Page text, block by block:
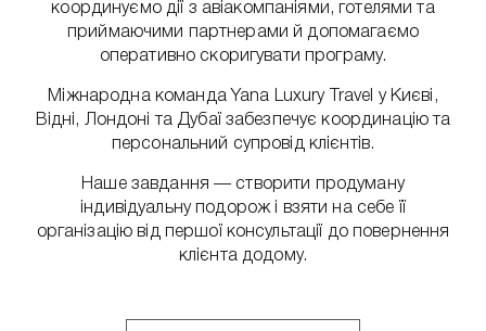
координуємо дії з авіакомпаніями, готелями та
приймаючими партнерами й допомагаємо
оперативно скоригувати програму.
Міжнародна команда Yana Luxury Travel у Києві,
Відні, Лондоні та Дубаї забезпечує координацію та
персональний супровід клієнтів.
Наше завдання — створити продуману
індивідуальну подорож і взяти на себе її
організацію від першої консультації до повернення
клієнта додому.